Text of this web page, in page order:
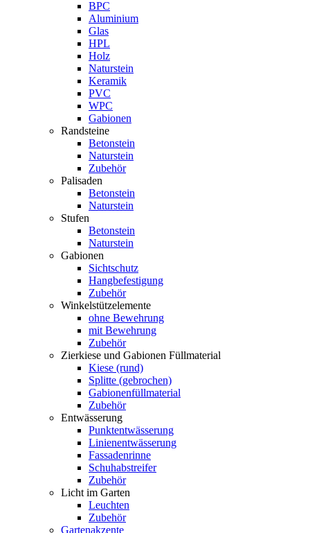
BPC
Aluminium
Glas
HPL
Holz
Naturstein
Keramik
PVC
WPC
Gabionen
Randsteine
Betonstein
Naturstein
Zubehör
Palisaden
Betonstein
Naturstein
Stufen
Betonstein
Naturstein
Gabionen
Sichtschutz
Hangbefestigung
Zubehör
Winkelstützelemente
ohne Bewehrung
mit Bewehrung
Zubehör
Zierkiese und Gabionen Füllmaterial
Kiese (rund)
Splitte (gebrochen)
Gabionenfüllmaterial
Zubehör
Entwässerung
Punktentwässerung
Linienentwässerung
Fassadenrinne
Schuhabstreifer
Zubehör
Licht im Garten
Leuchten
Zubehör
Gartenakzente